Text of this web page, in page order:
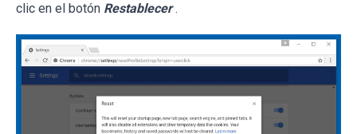
clic en el botón Restablecer .